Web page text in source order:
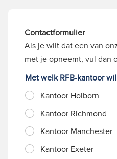
Contactformulier
Als je wilt dat een van
met je opneemt, vul dan
Met welk RFB-kantoor
Kantoor Holborn
Kantoor Richmond
Kantoor Manchester
Kantoor Exeter